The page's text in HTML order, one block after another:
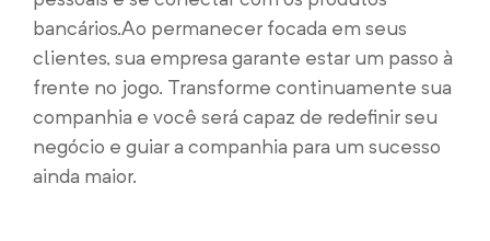
bancários.Ao permanecer focada em seus
clientes, sua empresa garante estar um passo à
frente no jogo. Transforme continuamente sua
companhia e você será capaz de redefinir seu
negócio e guiar a companhia para um sucesso
ainda maior.